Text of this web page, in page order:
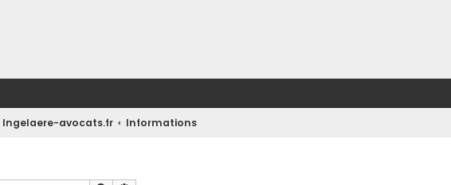
Ingelaere-avocats.fr Informations